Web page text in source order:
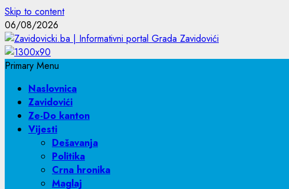
Skip to content
06/08/2026
Primary Menu
Naslovnica
Zavidovići
Ze-Do kanton
Vijesti
Dešavanja
Politika
Crna hronika
Maglaj